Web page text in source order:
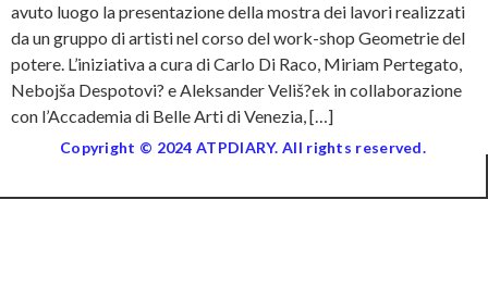
avuto luogo la presentazione della mostra dei lavori realizzati
da un gruppo di artisti nel corso del work-shop Geometrie del
potere. L’iniziativa a cura di Carlo Di Raco, Miriam Pertegato,
Nebojša Despotovi? e Aleksander Veliš?ek in collaborazione
con l’Accademia di Belle Arti di Venezia, […]
Copyright © 2024 ATPDIARY. All rights reserved.